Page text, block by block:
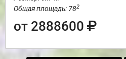
Общая площадь: 782
от 2888600